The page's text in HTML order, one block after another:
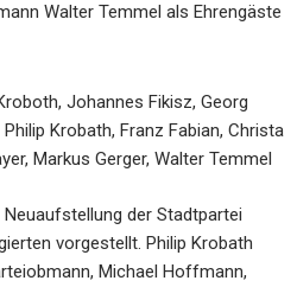
Walter Temmel als Ehrengäste
Johannes Fikisz, Georg
Krobath, Franz Fabian, Christa
Markus Gerger, Walter Temmel
der Stadtpartei
vorgestellt. Philip Krobath
Michael Hoffmann,